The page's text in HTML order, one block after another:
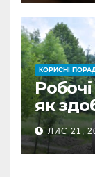
КОРИСНІ
як
гідні
ЛИС 21,